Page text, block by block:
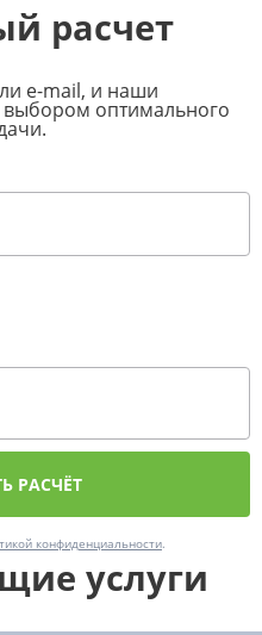
расчет
e-mail, и наши
выбором оптимального
конфиденциальности.
услуги